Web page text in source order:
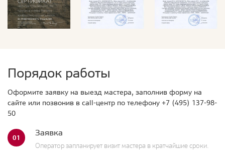
Порядок работы
Оформите заявку на выезд мастера, заполнив форму на
сайте или позвонив в call-центр по телефону +7 (495) 137-98-
50
01 Заявка
Оператор запланирует визит мастера в кратчайшие сроки.